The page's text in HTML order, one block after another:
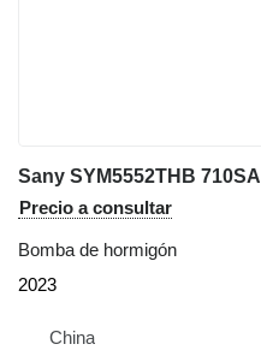
Sany SYM5552THB 710SA
Precio a consultar
Bomba de hormigón
2023
China